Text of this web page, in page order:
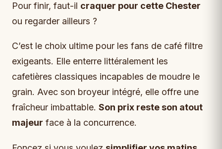
Pour finir, faut-il craquer pour cette Chester
ou regarder ailleurs ?
C’est le choix ultime pour les fans de café filtre
exigeants. Elle enterre littéralement les
cafetières classiques incapables de moudre le
grain. Avec son broyeur intégré, elle offre une
fraîcheur imbattable. Son prix reste son atout
majeur face à la concurrence.